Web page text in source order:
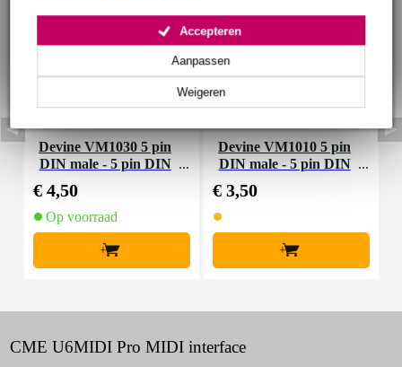
Weigeren
Aanpassen
Accepteren
Devine VM1030 5 pin
DIN male - 5 pin DIN
€ 4,50
Op voorraad
+
Devine VM1010 5 pin
DIN male - 5 pin DIN
€ 3,50
+
CME U6MIDI Pro MIDI interface